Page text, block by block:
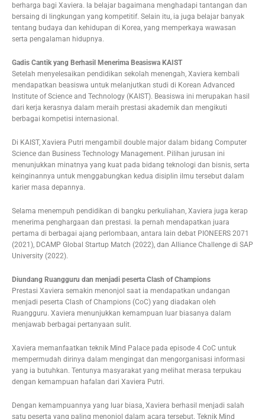
berharga bagi Xaviera. Ia belajar bagaimana menghadapi tantangan dan
bersaing di lingkungan yang kompetitif. Selain itu, ia juga belajar banyak
tentang budaya dan kehidupan di Korea, yang memperkaya wawasan
serta pengalaman hidupnya.
Gadis Cantik yang Berhasil Menerima Beasiswa KAIST
Setelah menyelesaikan pendidikan sekolah menengah, Xaviera kembali
mendapatkan beasiswa untuk melanjutkan studi di Korean Advanced
Institute of Science and Technology (KAIST). Beasiswa ini merupakan hasil
dari kerja kerasnya dalam meraih prestasi akademik dan mengikuti
berbagai kompetisi internasional.
Di KAIST, Xaviera Putri mengambil double major dalam bidang Computer
Science dan Business Technology Management. Pilihan jurusan ini
menunjukkan minatnya yang kuat pada bidang teknologi dan bisnis, serta
keinginannya untuk menggabungkan kedua disiplin ilmu tersebut dalam
karier masa depannya.
Selama menempuh pendidikan di bangku perkuliahan, Xaviera juga kerap
menerima penghargaan dan prestasi. Ia pernah mendapatkan juara
pertama di berbagai ajang perlombaan, antara lain debat PIONEERS 2071
(2021), DCAMP Global Startup Match (2022), dan Alliance Challenge di SAP
University (2022).
Diundang Ruangguru dan menjadi peserta Clash of Champions
Prestasi Xaviera semakin menonjol saat ia mendapatkan undangan
menjadi peserta Clash of Champions (CoC) yang diadakan oleh
Ruangguru. Xaviera menunjukkan kemampuan luar biasanya dalam
menjawab berbagai pertanyaan sulit.
Xaviera memanfaatkan teknik Mind Palace pada episode 4 CoC untuk
mempermudah dirinya dalam mengingat dan mengorganisasi informasi
yang ia butuhkan. Tentunya masyarakat yang melihat merasa terpukau
dengan kemampuan hafalan dari Xaviera Putri.
Dengan kemampuannya yang luar biasa, Xaviera berhasil menjadi salah
satu peserta yang paling menonjol dalam acara tersebut. Teknik Mind